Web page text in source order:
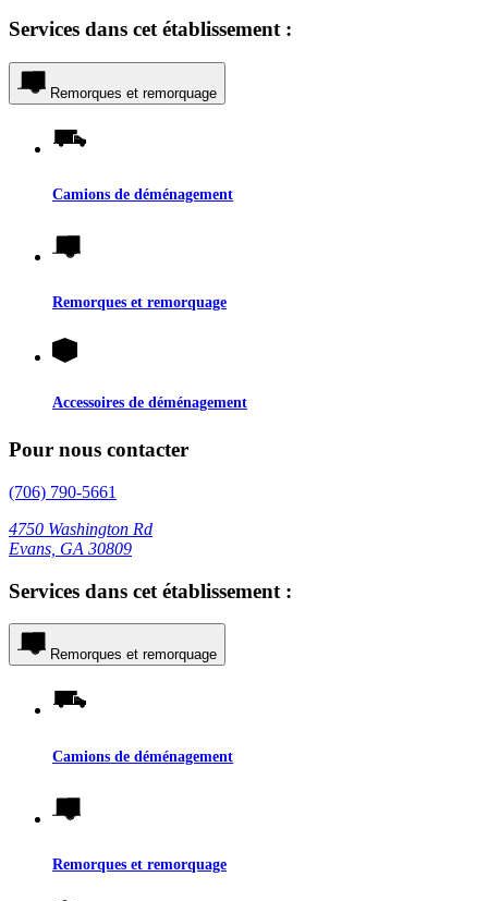
Services dans cet établissement :
Remorques et remorquage
Camions de déménagement
Remorques et remorquage
Accessoires de déménagement
Pour nous contacter
(706) 790-5661
4750 Washington Rd
Evans, GA 30809
Services dans cet établissement :
Remorques et remorquage
Camions de déménagement
Remorques et remorquage